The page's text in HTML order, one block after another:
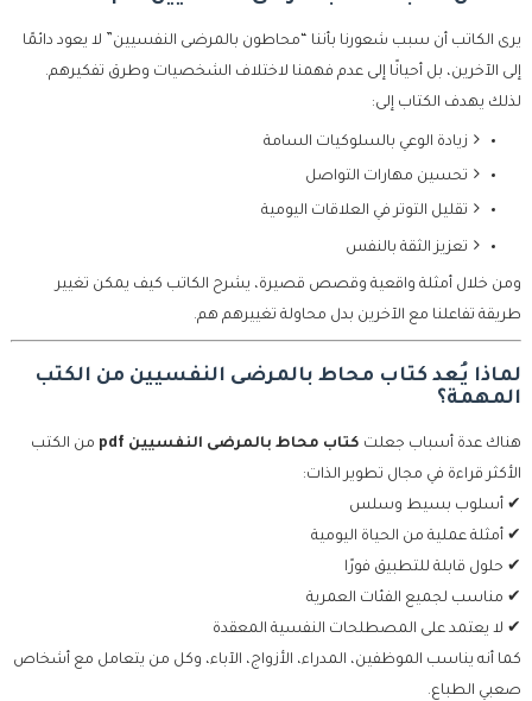
يرى الكاتب أن سبب شعورنا بأننا “محاطون بالمرضى النفسيين” لا يعود دائمًا
إلى الآخرين، بل أحيانًا إلى عدم فهمنا لاختلاف الشخصيات وطرق تفكيرهم.
لذلك يهدف الكتاب إلى:
زيادة الوعي بالسلوكيات السامة
تحسين مهارات التواصل
تقليل التوتر في العلاقات اليومية
تعزيز الثقة بالنفس
ومن خلال أمثلة واقعية وقصص قصيرة، يشرح الكاتب كيف يمكن تغيير
طريقة تفاعلنا مع الآخرين بدل محاولة تغييرهم هم.
لماذا يُعد كتاب محاط بالمرضى النفسيين من الكتب
المهمة؟
هناك عدة أسباب جعلت كتاب محاط بالمرضى النفسيين pdf
من الكتب
الأكثر قراءة في مجال تطوير الذات:
✔ أسلوب بسيط وسلس
✔ أمثلة عملية من الحياة اليومية
✔ حلول قابلة للتطبيق فورًا
✔ مناسب لجميع الفئات العمرية
✔ لا يعتمد على المصطلحات النفسية المعقدة
كما أنه يناسب الموظفين، المدراء، الأزواج، الآباء، وكل من يتعامل مع أشخاص
صعبي الطباع.